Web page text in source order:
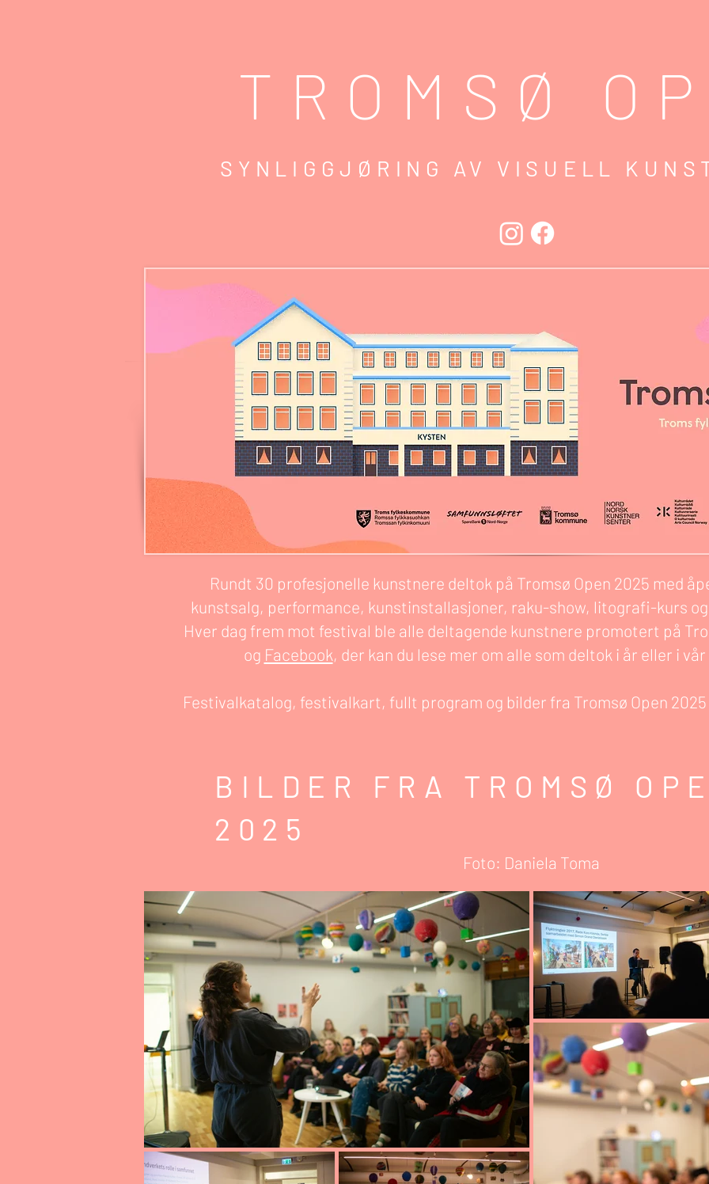
TROMS Ø
SYNLIGGJØRING AV VIS U ELL
Rundt 30 profesjonelle kunstnere deltok på Tromsø Open 2025 med
kunstsalg, performance, kunstinstallasjoner, raku-show, litografi-kurs
Hver dag frem mot festival ble alle deltagende kunstnere promotert på
og Facebook, der kan du lese mer om alle som deltok i år eller i
Festivalkatalog, festivalkart, fullt program og bilder fra Tromsø Open
BILDER FRA TROMSØ
2025
Foto: Daniela Toma